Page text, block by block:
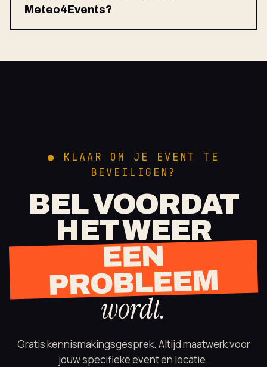
Meteo4Events?
● KLAAR OM JE EVENT TE
BEVEILIGEN?
BEL VOORDAT
HET WEER
EEN
PROBLEEM
wordt.
Gratis kennismakingsgesprek. Altijd maatwerk voor
jouw specifieke event en locatie.